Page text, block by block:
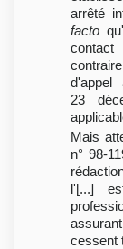
arrêté
facto
23
Mais
n° 98-
l'[...]
cessent